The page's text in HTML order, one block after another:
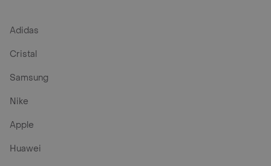
Adidas
Cristal
Samsung
Nike
Apple
Huawei